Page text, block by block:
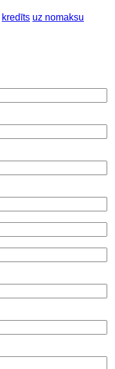
kredīts uz nomaksu